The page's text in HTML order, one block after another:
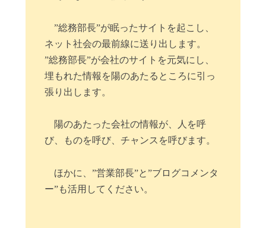
”総務部長”が眠ったサイトを起こし、
ネット社会の最前線に送り出します。
”総務部長”が会社のサイトを元気にし、
埋もれた情報を陽のあたるところに引っ
張り出します。
陽のあたった会社の情報が、人を呼
び、ものを呼び、チャンスを呼びます。
ほかに、”営業部長”と”ブログコメンタ
ー”も活用してください。